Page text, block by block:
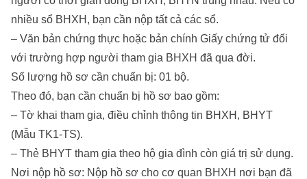
nhiều sổ BHXH, bạn cần nộp tất cả các sổ.
– Văn bản chứng thực hoặc bản chính Giấy chứng tử đối
với trường hợp người tham gia BHXH đã qua đời.
Số lượng hồ sơ cần chuẩn bị: 01 bộ.
Theo đó, bạn cần chuẩn bị hồ sơ bao gồm:
– Tờ khai tham gia, điều chỉnh thông tin BHXH, BHYT
(Mẫu TK1-TS).
– Thẻ BHYT tham gia theo hộ gia đình còn giá trị sử dụng.
Nơi nộp hồ sơ: Nộp hồ sơ cho cơ quan BHXH nơi bạn đã